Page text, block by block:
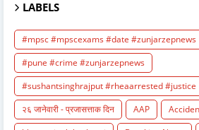
LABELS
#mpsc #mpscexams #date #zunjarzepnews
#pune #crime #zunjarzepnews
#sushantsinghrajput #rheaarrested #justice
२६ जानेवारी - प्रजासत्ताक दिन
AAP